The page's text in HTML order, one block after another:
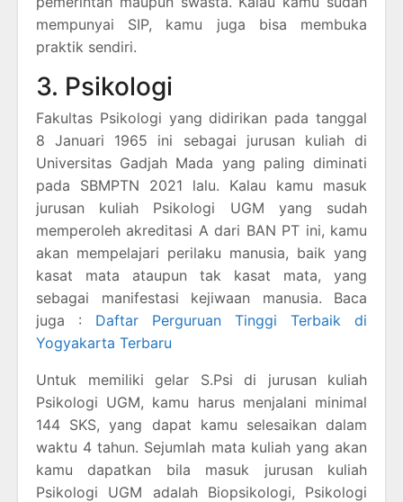
mempunyai SIP, kamu juga bisa membuka
praktik sendiri.
3. Psikologi
Fakultas Psikologi yang didirikan pada tanggal
8 Januari 1965 ini sebagai jurusan kuliah di
Universitas Gadjah Mada yang paling diminati
pada SBMPTN 2021 lalu. Kalau kamu masuk
jurusan kuliah Psikologi UGM yang sudah
memperoleh akreditasi A dari BAN PT ini, kamu
akan mempelajari perilaku manusia, baik yang
kasat mata ataupun tak kasat mata, yang
sebagai manifestasi kejiwaan manusia. Baca
juga : Daftar Perguruan Tinggi Terbaik di
Yogyakarta Terbaru
Untuk memiliki gelar S.Psi di jurusan kuliah
Psikologi UGM, kamu harus menjalani minimal
144 SKS, yang dapat kamu selesaikan dalam
waktu 4 tahun. Sejumlah mata kuliah yang akan
kamu dapatkan bila masuk jurusan kuliah
Psikologi UGM adalah Biopsikologi, Psikologi